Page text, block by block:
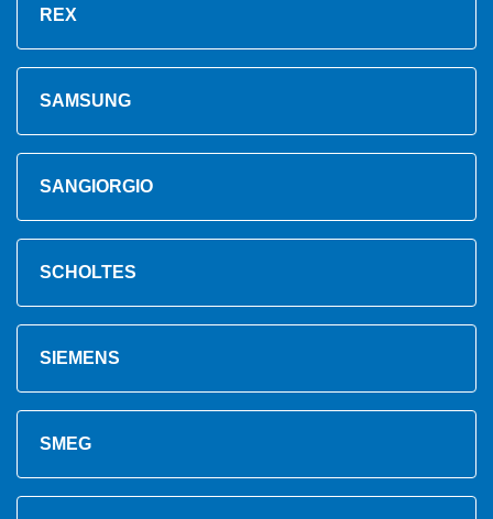
REX
SAMSUNG
SANGIORGIO
SCHOLTES
SIEMENS
SMEG